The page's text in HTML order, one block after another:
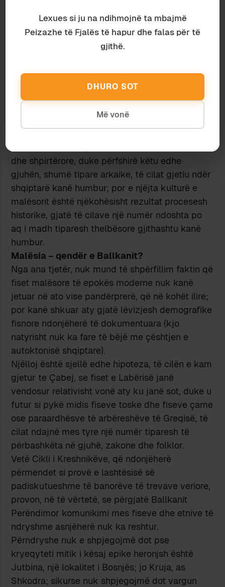
për themelimin dhe prejardhjen e banorëve –
edhe pse disa nga këto rrëfenja janë apokrife.
Edhe kultura materiale e malësorëve, në Veri
të zgjatur në kohë
gjeografike të izolimit. Por do të bënim gabim
elementar, sikur ta merrnim këtë varfërim si
provë të autenticitetit të kulturës, ose si
dhe shpirtërore, duke përfshirë këtu edhe
gjuhën, shumë tipare arkaike, të cilat gjetiu ndër
shqiptarë kanë humbur; por e njëjta kulturë e
malësorit është njëkohësisht rezultat procesesh
historike, gjatë të cilave një numër ndoshta po
aq i madh tiparesh thelbësore gjithashtu kanë
humbur.
Malësia – qendër e Ballkanit?
Nga ana tjetër, nuk mund të shpërfillim faktin që
fiset malësore të epokës moderne nuk kanë
jetuar në ato vise pandërprerë, që në kohët ilire;
por kanë shkuar aty gjatë lëvizjesh demografike
fisnore ndonjëherë të dokumentuara (kjo
natyrisht nuk ka fare të bëjë me çështjen e
autoktonisë shqiptare).
Njëlloj është sjellë edhe hipoteza, të cilën e kam
gjetur te Çabej, se fiset e Labërisë janë
vendosur relativisht vonë aty ku janë sot, duke u
futur si pykë midis fiseve toske dhe fiseve çame
ose paraardhësve të arbëreshëve të Greqisë, të
cilat ndajnë mes tyre një numër tiparesh të
përbashkëta në gjuhë, zakone dhe folklor.
Vetë Cikli i Kreshnikëve, që ndonjëherë
përmendet si provë e lashtësisë së
padiskutueshme të banorëve të trevave veriore,
provon, në të vërtetë, se përgjatë Ballkanit
Perëndimor komunikimi mes fiseve dhe etnive të
ndryshme asnjëherë nuk ka reshtur.
Përndryshe nuk e shpjegojmë dot pse
kryeqyteti mitik i kësaj epike heronjsh është
Jutbina, një lokalitet i Bosnjës; jo Kruja, as
Shkodra; sikurse nuk shpjegojmë dot vargun
Lexues si ju na ndihmojnë ta mbajmë
Peizazhe të Fjalës të hapur dhe falas për të
gjithë.
DHURO SOT
Më vonë